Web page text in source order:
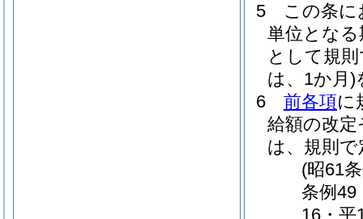
5
この条に
単位とな
として規
は、1か月)
6
前各項に
給額の改
は、規則
(昭61
条例49
16・平